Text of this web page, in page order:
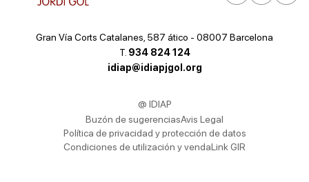
Gran Vía Corts Catalanes, 587 ático - 08007 Barcelona
T. 934 824 124
idiap@idiapjgol.org
@ IDIAP
Buzón de sugerenciasAvis Legal
Política de privacidad y protección de datos
Condiciones de utilización y vendaLink GIR